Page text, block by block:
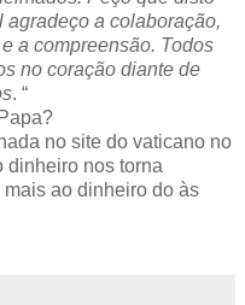
a colaboração,
a compreensão. Todos
no coração diante de
. “
no site do vaticano no
dinheiro nos torna
ao dinheiro do às